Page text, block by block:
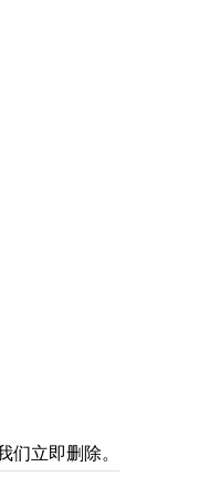
立即删除。